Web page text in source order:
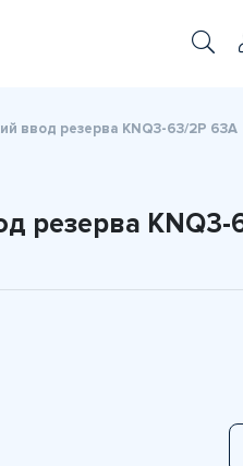
ввод резерва KNQ3-63/2P 63А
резерва